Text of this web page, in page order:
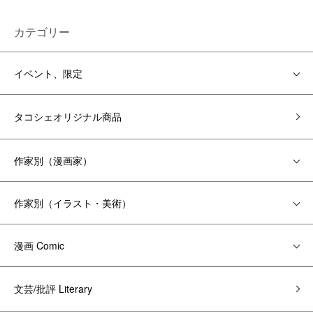
カテゴリー
イベント、限定
タコシェオリジナル商品
作家別（漫画家）
作家別（イラスト・美術）
漫画 Comic
文芸/批評 Literary